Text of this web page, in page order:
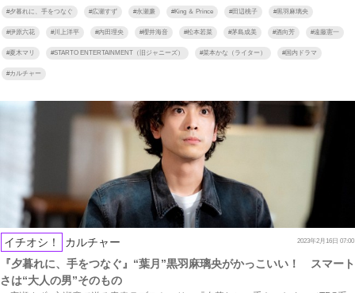
#夕暮れに、手をつなぐ #広瀬すず #永瀬廉 #King ＆ Prince #田辺桃子 #黒羽麻璃央
#伊原六花 #川上洋平 #内田理央 #櫻井海音 #松本若菜 #茅島成美 #酒向芳 #遠藤憲一
#夏木マリ #STARTO ENTERTAINMENT（旧ジャニーズ） #菜本かな（ライター） #国内ドラマ
#カルチャー
イチオシ！ カルチャー 2023年2月16日 07:00
『夕暮れに、手をつなぐ』“葉月”黒羽麻璃央がかっこいい！ スマート
さは“大人の男”そのもの